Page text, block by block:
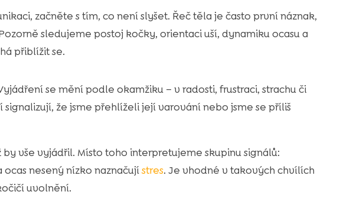
začněte s tím, co není slyšet. Řeč těla je často první náznak,
sledujeme postoj kočky, orientaci uší, dynamiku ocasu a
přiblížit se.
se mění podle okamžiku – v radosti, frustraci, strachu či
signalizují, že jsme přehlíželi její varování nebo jsme se příliš
vše vyjádřil. Místo toho interpretujeme skupinu signálů:
nesený nízko naznačujístres. Je vhodné v takových chvílích
uvolnění.